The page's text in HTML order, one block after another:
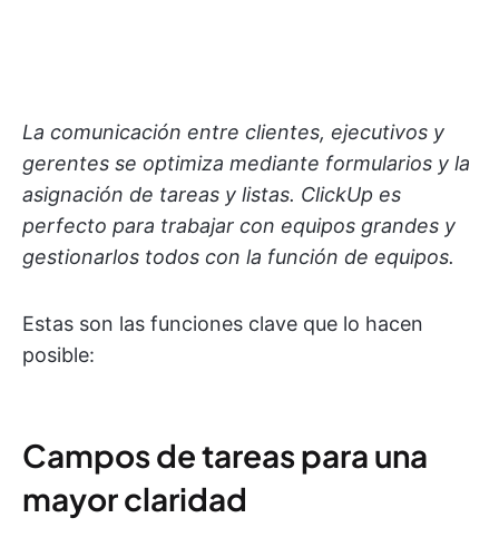
La comunicación entre clientes, ejecutivos y
gerentes se optimiza mediante formularios y la
asignación de tareas y listas. ClickUp es
perfecto para trabajar con equipos grandes y
gestionarlos todos con la función de equipos.
Estas son las funciones clave que lo hacen
posible:
Campos de tareas para una
mayor claridad